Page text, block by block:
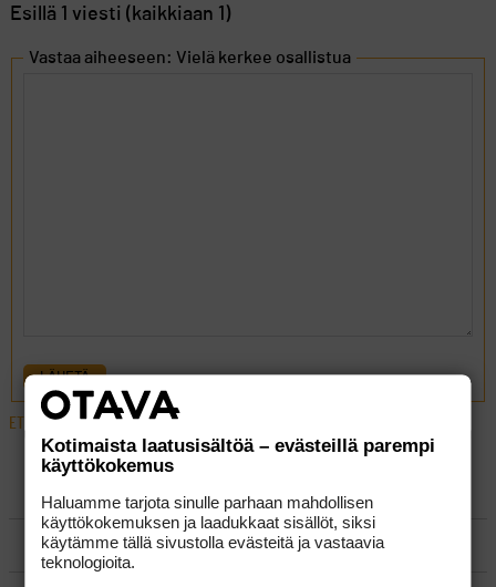
Esillä 1 viesti (kaikkiaan 1)
Vastaa aiheeseen: Vielä kerkee osallistua
LÄHETÄ
ETUSIVU FOORUMIT› YLEISTÄ
LUO AIHE
SÄÄNNÖT
Kotimaista laatusisältöä – evästeillä parempi
käyttökokemus
Haluamme tarjota sinulle parhaan mahdollisen
käyttökokemuksen ja laadukkaat sisällöt, siksi
käytämme tällä sivustolla evästeitä ja vastaavia
teknologioita.